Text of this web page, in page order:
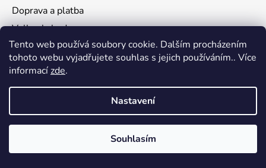
Tento web používá soubory cookie. Dalším procházením
tohoto webu vyjadřujete souhlas s jejich používáním.. Více
informacízde.
Nastavení
Souhlasím
Doprava a platba
Velkoobchod
Blog
Prodejny
Vytvořil Shoptet
Copyright 2026ZoomBee. Všechna práva vyhrazena.